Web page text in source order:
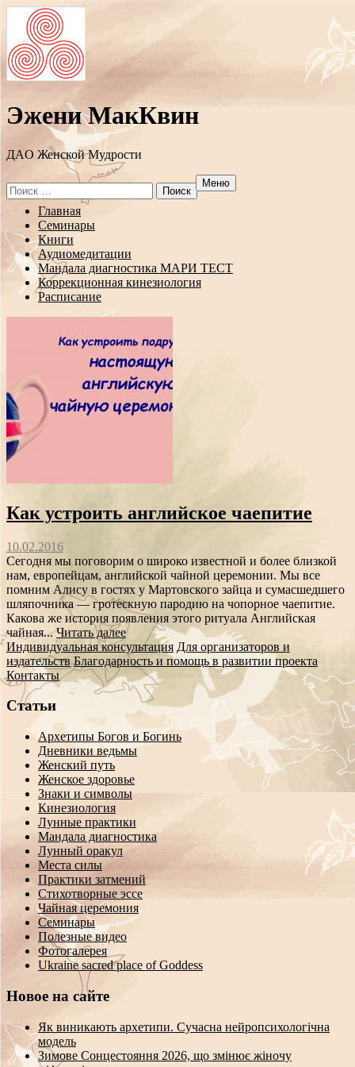
Эжени МакКвин
ДAO Женской Мудрости
Search
for:
Меню
Перейти
содержанию
Главная
Семинары
Книги
Аудиомедитации
Мандала диагностика МАРИ ТЕСТ
Коррекционная кинезиология
Расписание
Как устроить английское чаепитие
10.02.2016
Сегодня мы поговорим о широко известной и более близкой
нам, европейцам, английской чайной церемонии. Мы все
помним Алису в гостях у Мартовского зайца и сумасшедшего
шляпочника — гротескную пародию на чопорное чаепитие.
Какова же история появления этого ритуала Английская
чайная...Читать далее
Индивидуальная консультация Для организаторов и
издательств Благодарность и помощь в развитии проекта
Контакты
Статьи
Архетипы Богов и Богинь
Дневники ведьмы
Женский путь
Женское здоровье
Знаки и символы
Кинезиология
Лунные практики
Мандала диагностика
Лунный оракул
Места силы
Практики затмений
Стихотворные эссе
Чайная церемония
Семинары
Полезные видео
Фотогалерея
Ukraine sacred place of Goddess
Новое на сайте
Як виникають архетипи. Сучасна нейропсихологічна
модель
Зимове Сонцестояння 2026, що змінює жіночу